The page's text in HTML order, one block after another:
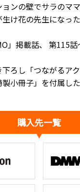
ンの壁でサラのマ
け花の先生になっ
」掲載話、 第115
ろし「つながるア
小冊子」を付属し
購入先一覧